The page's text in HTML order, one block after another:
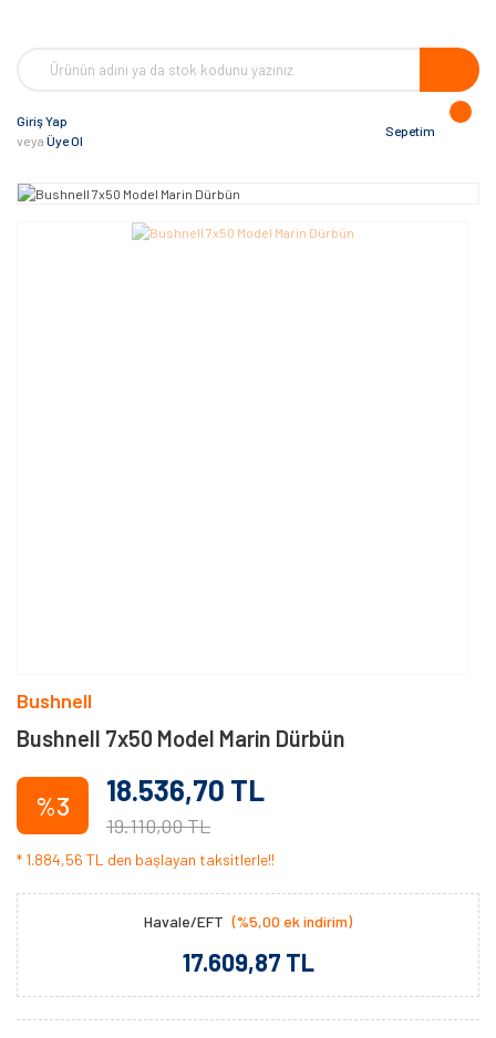
Giriş Yap
veya Üye Ol
Sepetim
Bushnell
Bushnell 7x50 Model Marin Dürbün
%3 18.536,70 TL
19.110,00 TL
* 1.884,56 TL den başlayan taksitlerle!!
Havale/EFT (%5,00 ek indirim)
17.609,87 TL